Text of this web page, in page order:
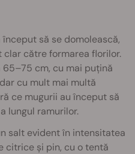
să se domolească,
către formarea florilor.
cm, cu mai puțină
cu mult mai multă
ce mugurii au început să
lungul ramurilor.
salt evident în intensitatea
citrice și pin, cu o tentă